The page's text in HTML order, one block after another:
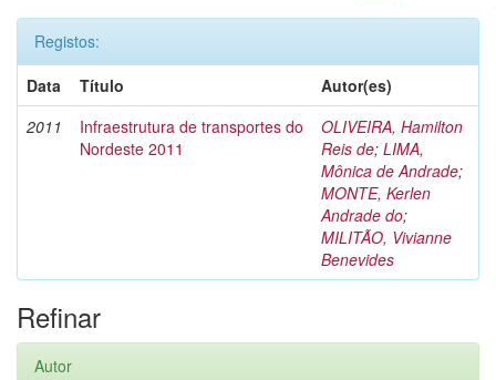
Registos:
Data
Título
Autor(es)
2011
Infraestrutura de transportes do
Nordeste 2011
OLIVEIRA, Hamilton
Reis de; LIMA,
Mônica de Andrade;
MONTE, Kerlen
Andrade do;
MILITÃO, Vivianne
Benevides
Refinar
Autor